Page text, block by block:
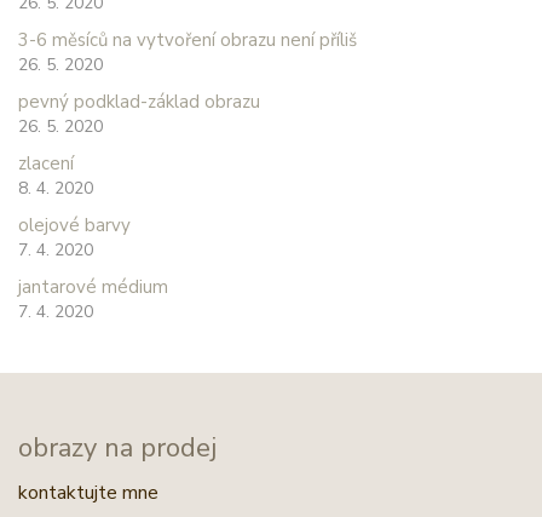
3-6 měsíců na vytvoření obrazu není příliš
26. 5. 2020
pevný podklad-základ obrazu
26. 5. 2020
zlacení
8. 4. 2020
olejové barvy
7. 4. 2020
jantarové médium
7. 4. 2020
obrazy na prodej
kontaktujte mne